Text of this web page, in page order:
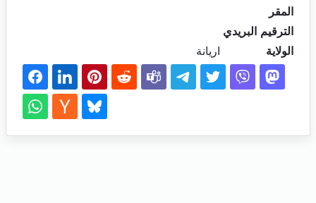
المقر
الترقيم البريدي
الولاية
اريانة